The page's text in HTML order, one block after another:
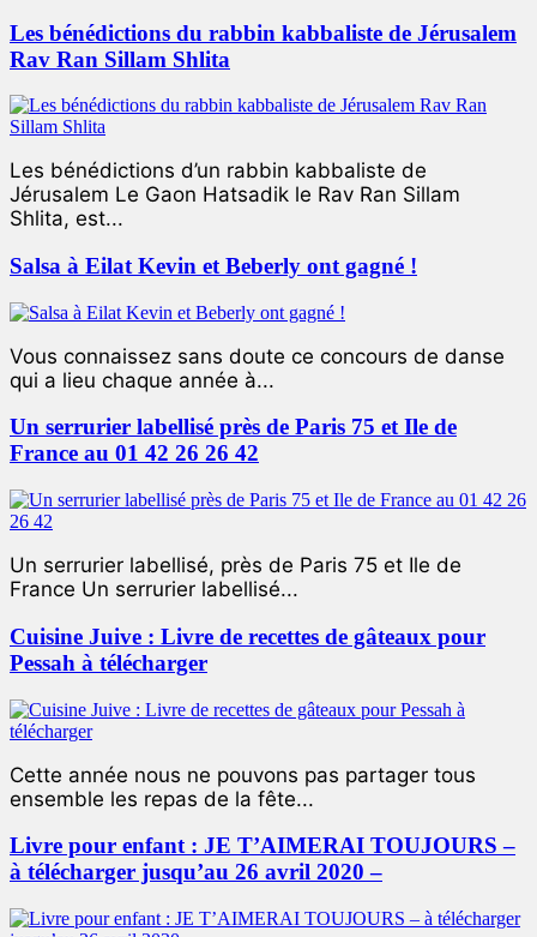
Les bénédictions du rabbin kabbaliste de Jérusalem
Rav Ran Sillam Shlita
Les bénédictions d’un rabbin kabbaliste de
Jérusalem Le Gaon Hatsadik le Rav Ran Sillam
Shlita, est...
Salsa à Eilat Kevin et Beberly ont gagné !
Vous connaissez sans doute ce concours de danse
qui a lieu chaque année à...
Un serrurier labellisé près de Paris 75 et Ile de
France au 01 42 26 26 42
Un serrurier labellisé, près de Paris 75 et Ile de
France Un serrurier labellisé...
Cuisine Juive : Livre de recettes de gâteaux pour
Pessah à télécharger
Cette année nous ne pouvons pas partager tous
ensemble les repas de la fête...
Livre pour enfant : JE T’AIMERAI TOUJOURS –
à télécharger jusqu’au 26 avril 2020 –